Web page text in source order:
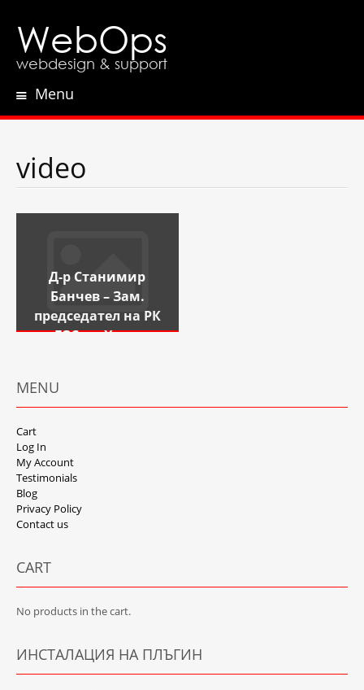
WebOps
webdesign & support
Menu
video
Д-р Станимир
Банчев – Зам.
председател на РК
на БЗС гр. Хасково
MENU
Cart
Log In
My Account
Testimonials
Blog
Privacy Policy
Contact us
CART
No products in the cart.
ИНСТАЛАЦИЯ НА ПЛЪГИН